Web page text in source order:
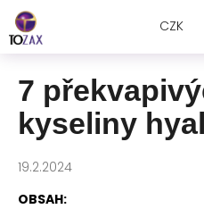
Přejít
obsah
CZK
7
kyseliny
19.2.2024
OBSAH:
o
C
o
o
t